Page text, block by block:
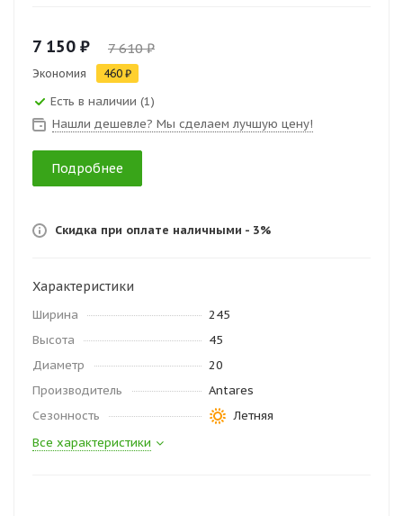
7 150 ₽ 7 610 ₽
Экономия 460 ₽
Есть в наличии (1)
Нашли дешевле? Мы сделаем лучшую цену!
Подробнее
Скидка при оплате наличными - 3%
Характеристики
Ширина
245
Высота
45
Диаметр
20
Производитель
Antares
Сезонность
Летняя
Все характеристики